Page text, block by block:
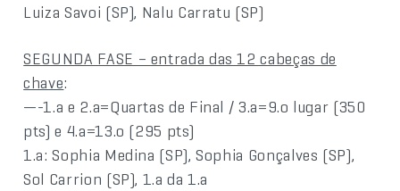
Luiza Savoi (SP), Nalu Carratu (SP)
SEGUNDA FASE – entrada das 12 cabeças de
chave:
—-1.a e 2.a=Quartas de Final / 3.a=9.o lugar (350
pts) e 4.a=13.o (295 pts)
1.a: Sophia Medina (SP), Sophia Gonçalves (SP),
Sol Carrion (SP), 1.a da 1.a